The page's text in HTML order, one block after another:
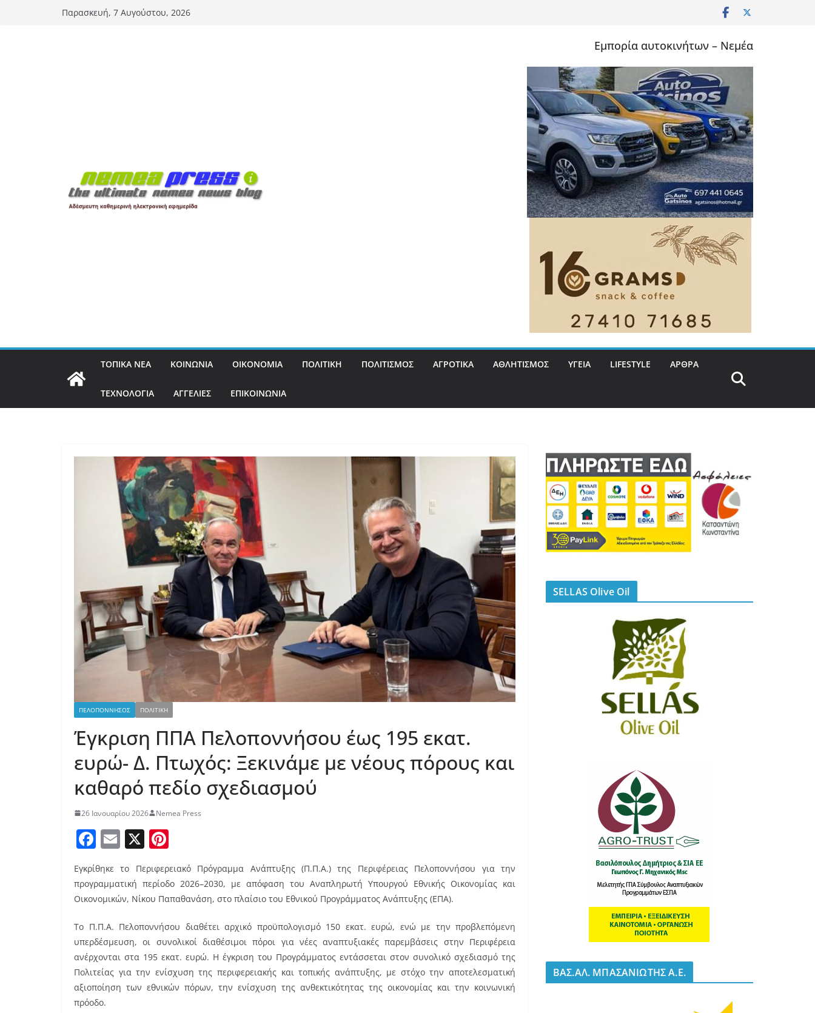
Παρασκευή, 7 Αυγούστου, 2026
Εμπορία αυτοκινήτων – Νεμέα
ΤΟΠΙΚΑ ΝΕΑ ΚΟΙΝΩΝΙΑ ΟΙΚΟΝΟΜΙΑ ΠΟΛΙΤΙΚΗ ΠΟΛΙΤΙΣΜΟΣ ΑΓΡΟΤΙΚΑ ΑΘΛΗΤΙΣΜΟΣ ΥΓΕΙΑ LIFESTYLE ΑΡΘΡΑ
ΤΕΧΝΟΛΟΓΙΑ ΑΓΓΕΛΙΕΣ ΕΠΙΚΟΙΝΩΝΙΑ
ΠΕΛΟΠΟΝΝΗΣΟΣ ΠΟΛΙΤΙΚΗ
Έγκριση ΠΠΑ Πελοποννήσου έως 195 εκατ.
ευρώ- Δ. Πτωχός: Ξεκινάμε με νέους πόρους και
καθαρό πεδίο σχεδιασμού
26 Ιανουαρίου 2026 Nemea Press
F
a
c
e
o
o
k
E
ai
l
X
er
e
Εγκρίθηκε το Περιφερειακό Πρόγραμμα Ανάπτυξης (Π.Π.Α.) της Περιφέρειας Πελοποννήσου για την
προγραμματική περίοδο 2026–2030, με απόφαση του Αναπληρωτή Υπουργού Εθνικής Οικονομίας και
Οικονομικών, Νίκου Παπαθανάση, στο πλαίσιο του Εθνικού Προγράμματος Ανάπτυξης (ΕΠΑ).
Το Π.Π.Α. Πελοποννήσου διαθέτει αρχικό προϋπολογισμό 150 εκατ. ευρώ, ενώ με την προβλεπόμενη
υπερδέσμευση, οι συνολικοί διαθέσιμοι πόροι για νέες αναπτυξιακές παρεμβάσεις στην Περιφέρεια
ανέρχονται στα 195 εκατ. ευρώ. Η έγκριση του Προγράμματος εντάσσεται στον συνολικό σχεδιασμό της
Πολιτείας για την ενίσχυση της περιφερειακής και τοπικής ανάπτυξης, με στόχο την αποτελεσματική
αξιοποίηση των εθνικών πόρων, την ενίσχυση της ανθεκτικότητας της οικονομίας και την κοινωνική
πρόοδο.
SELLAS Olive Oil
BΑΣ.ΑΛ. ΜΠΑΣΑΝΙΩΤΗΣ Α.Ε.